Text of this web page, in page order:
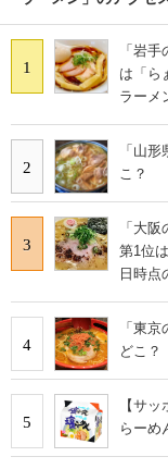
1
「岩
は「ら
ラーメ
2
「山
こ？
3
「大
第1位
日時点
4
「東
どこ？
5
【サ
らーめ